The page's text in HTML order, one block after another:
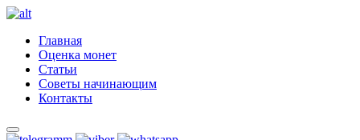
Главная
Оценка монет
Статьи
Советы начинающим
Контакты